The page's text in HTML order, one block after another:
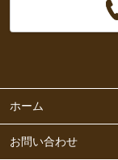
ホーム
お問い合わせ